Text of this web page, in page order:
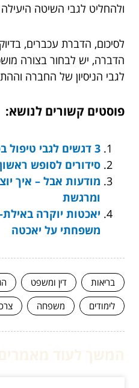
ולהחליט לגבי השיטה היעילה
לסיכום, הדברת עכברים,
הדברה, יש לבחור בצורה
לגבי הניסיון של החברה
פוסטים קשורים לנושא:
3 דגשים לגבי טיפול בסתימות בירושלים
סידורים לסופש
מודעות אבל – איך
ומרגשת
יאכטות יוקרה
משפחתי על יאכטה
בריאות דין ומשפט
לימודים
משפחה